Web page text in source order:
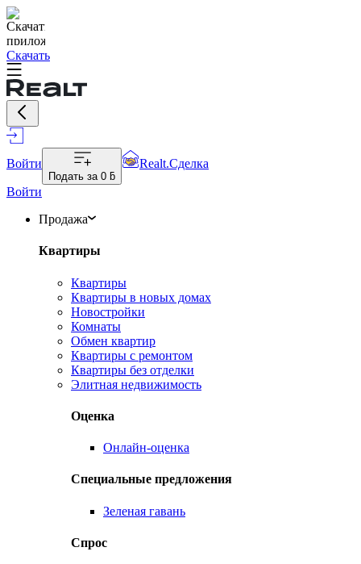
Скачать
Войти
Подать за 0 ƃ
Realt.Сделка
Войти
Продажа
Квартиры
Квартиры
Квартиры в новых домах
Новостройки
Комнаты
Обмен квартир
Квартиры с ремонтом
Квартиры без отделки
Элитная недвижимость
Оценка
Онлайн-оценка
Специальные предложения
Зеленая гавань
Спрос